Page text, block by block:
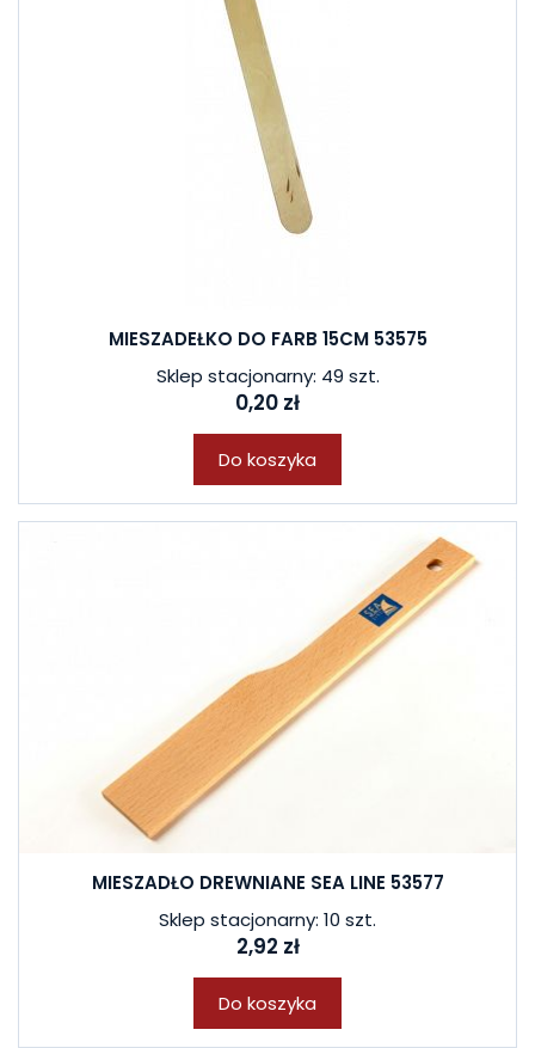
MIESZADEŁKO DO FARB 15CM 53575
Sklep stacjonarny: 49 szt.
0,20 zł
Do koszyka
MIESZADŁO DREWNIANE SEA LINE 53577
Sklep stacjonarny: 10 szt.
2,92 zł
Do koszyka